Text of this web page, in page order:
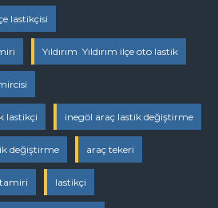
lastikçisi
Yıldırım Yıldırım ilçe oto lastik
lastikçi inegöl araç lastik değiştirme
değiştirme araç tekeri
lastikçi